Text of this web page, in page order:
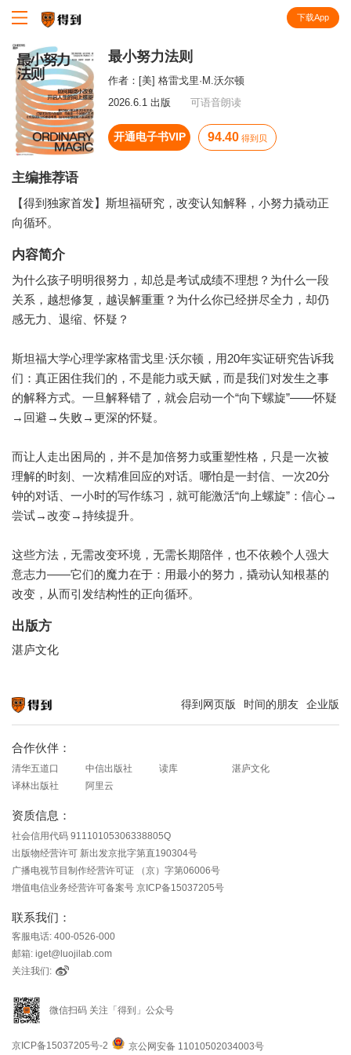
下载App
最小努力法则
作者： [美] 格雷戈里·M.沃尔顿
2026.6.1 出版
可语音朗读
开通电子书VIP 94.40 得到贝
主编推荐语
【得到独家首发】斯坦福研究，改变认知解释，小努力撬动正
向循环。
内容简介
为什么孩子明明很努力，却总是考试成绩不理想？为什么一段
关系，越想修复，越误解重重？为什么你已经拼尽全力，却仍
感无力、退缩、怀疑？
斯坦福大学心理学家格雷戈里·沃尔顿，用20年实证研究告诉我
们：真正困住我们的，不是能力或天赋，而是我们对发生之事
的解释方式。一旦解释错了，就会启动一个“向下螺旋”——怀疑
→回避→失败→更深的怀疑。
而让人走出困局的，并不是加倍努力或重塑性格，只是一次被
理解的时刻、一次精准回应的对话。哪怕是一封信、一次20分
钟的对话、一小时的写作练习，就可能激活“向上螺旋”：信心→
尝试→改变→持续提升。
这些方法，无需改变环境，无需长期陪伴，也不依赖个人强大
意志力——它们的魔力在于：用最小的努力，撬动认知根基的
改变，从而引发结构性的正向循环。
出版方
湛庐文化
得到网页版 时间的朋友 企业版
合作伙伴：
清华五道口 中信出版社 读库
湛庐文化
译林出版社
阿里云
资质信息：
社会信用代码 91110105306338805Q
出版物经营许可 新出发京批字第直190304号
广播电视节目制作经营许可证 （京）字第06006号
增值电信业务经营许可备案号 京ICP备15037205号
联系我们：
客服电话: 400-0526-000
邮箱: iget@luojilab.com
关注我们:
微信扫码 关注「得到」公众号
京ICP备15037205号-2 京公网安备 11010502034003号